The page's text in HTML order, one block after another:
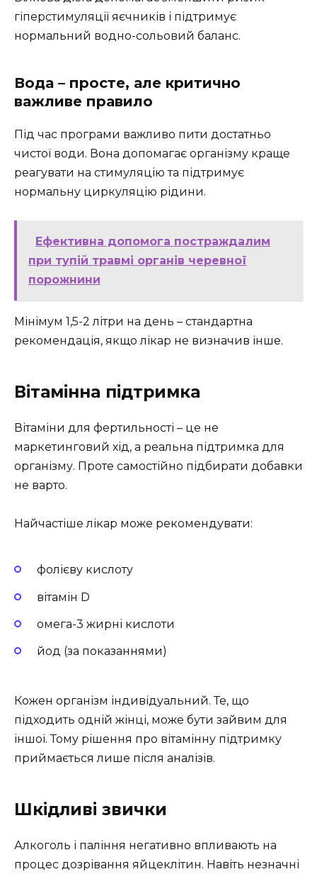
гіперстимуляції яєчників і підтримує
нормальний водно-сольовий баланс.
Вода – просте, але критично
важливе правило
Під час програми важливо пити достатньо
чистої води. Вона допомагає організму краще
реагувати на стимуляцію та підтримує
нормальну циркуляцію рідини.
Ефективна допомога постраждалим
при тупій травмі органів черевної
порожнини
Мінімум 1,5-2 літри на день – стандартна
рекомендація, якщо лікар не визначив інше.
Вітамінна підтримка
Вітаміни для фертильності – це не
маркетинговий хід, а реальна підтримка для
організму. Проте самостійно підбирати добавки
не варто.
Найчастіше лікар може рекомендувати:
фолієву кислоту
вітамін D
омега-3 жирні кислоти
йод (за показаннями)
Кожен організм індивідуальний. Те, що
підходить одній жінці, може бути зайвим для
іншої. Тому рішення про вітамінну підтримку
приймається лише після аналізів.
Шкідливі звички
Алкоголь і паління негативно впливають на
процес дозрівання яйцеклітин. Навіть незначні